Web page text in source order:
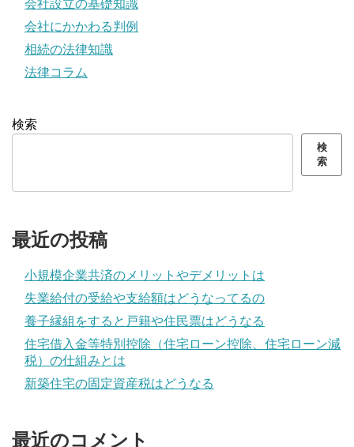
会社設立の基礎知識
会社にかかわる判例
相続の法律知識
法律コラム
検索
検
索
最近の投稿
小規模企業共済のメリットやデメリットは
失業給付の受給や支給額はどうなってるの
養子縁組をすると戸籍や住民票はどうなる
住宅借入金等特別控除（住宅ローン控除、住宅ローン減
税）の仕組みとは
新築住宅の固定資産税はどうなる
最近のコメント